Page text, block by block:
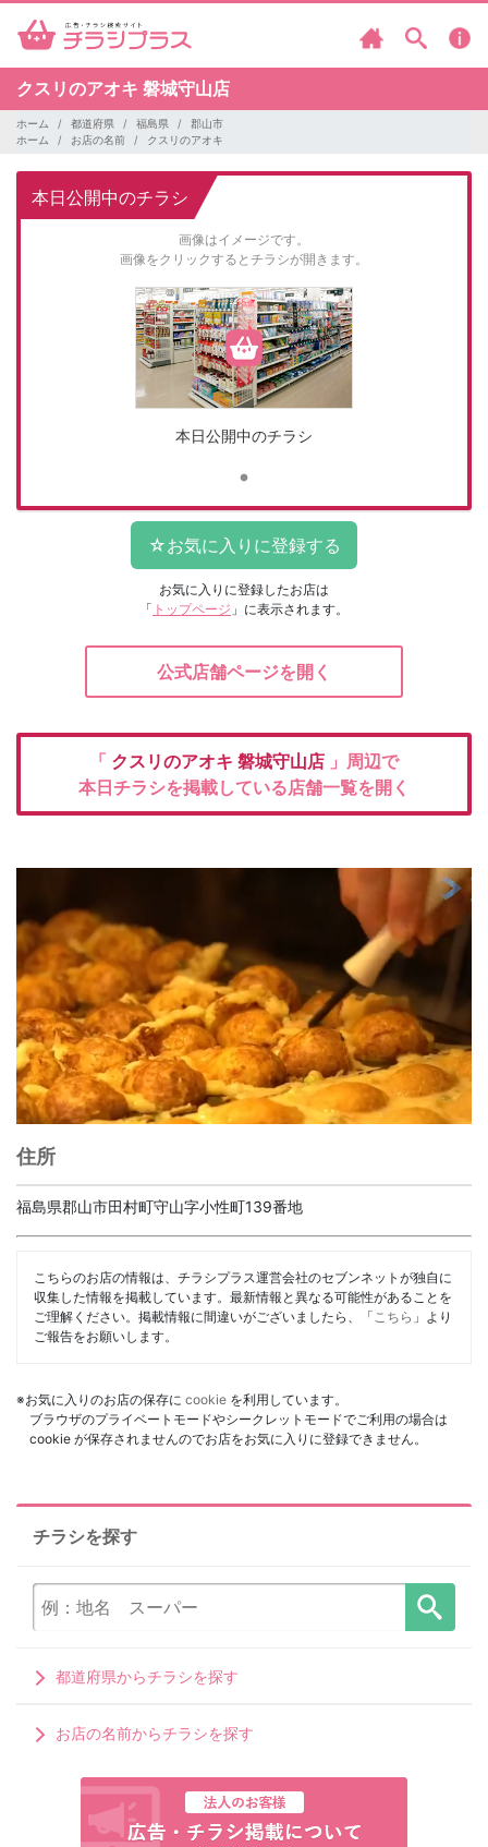
クスリのアオキ 磐城守山店
ホーム 都道府県 福島県
郡山市
ホーム
お店の名前 クスリのアオキ
本日公開中のチラシ
画像はイメージです。
画像をクリックするとチラシが開きます。
本日公開中のチラシ
お気に入りに登録したお店は
「 トップページ 」に表示されます。
公式店舗ページを開く
「 クスリのアオキ 磐城守山店 」周辺で
本日チラシを掲載している店舗一覧を開く
住所
福島県郡山市田村町守山字小性町139番地
こちらのお店の情報は、チラシプラス運営会社のセブンネットが独自に
収集した情報を掲載しています。最新情報と異なる可能性があることを
ご理解ください。掲載情報に間違いがございましたら、「 こちら 」より
ご報告をお願いします。
※お気に入りのお店の保存に cookie を利用しています。
ブラウザのプライベートモードやシークレットモードでご利用の場合は
cookie が保存されませんのでお店をお気に入りに登録できません。
チラシを探す
都道府県からチラシを探す
お店の名前からチラシを探す